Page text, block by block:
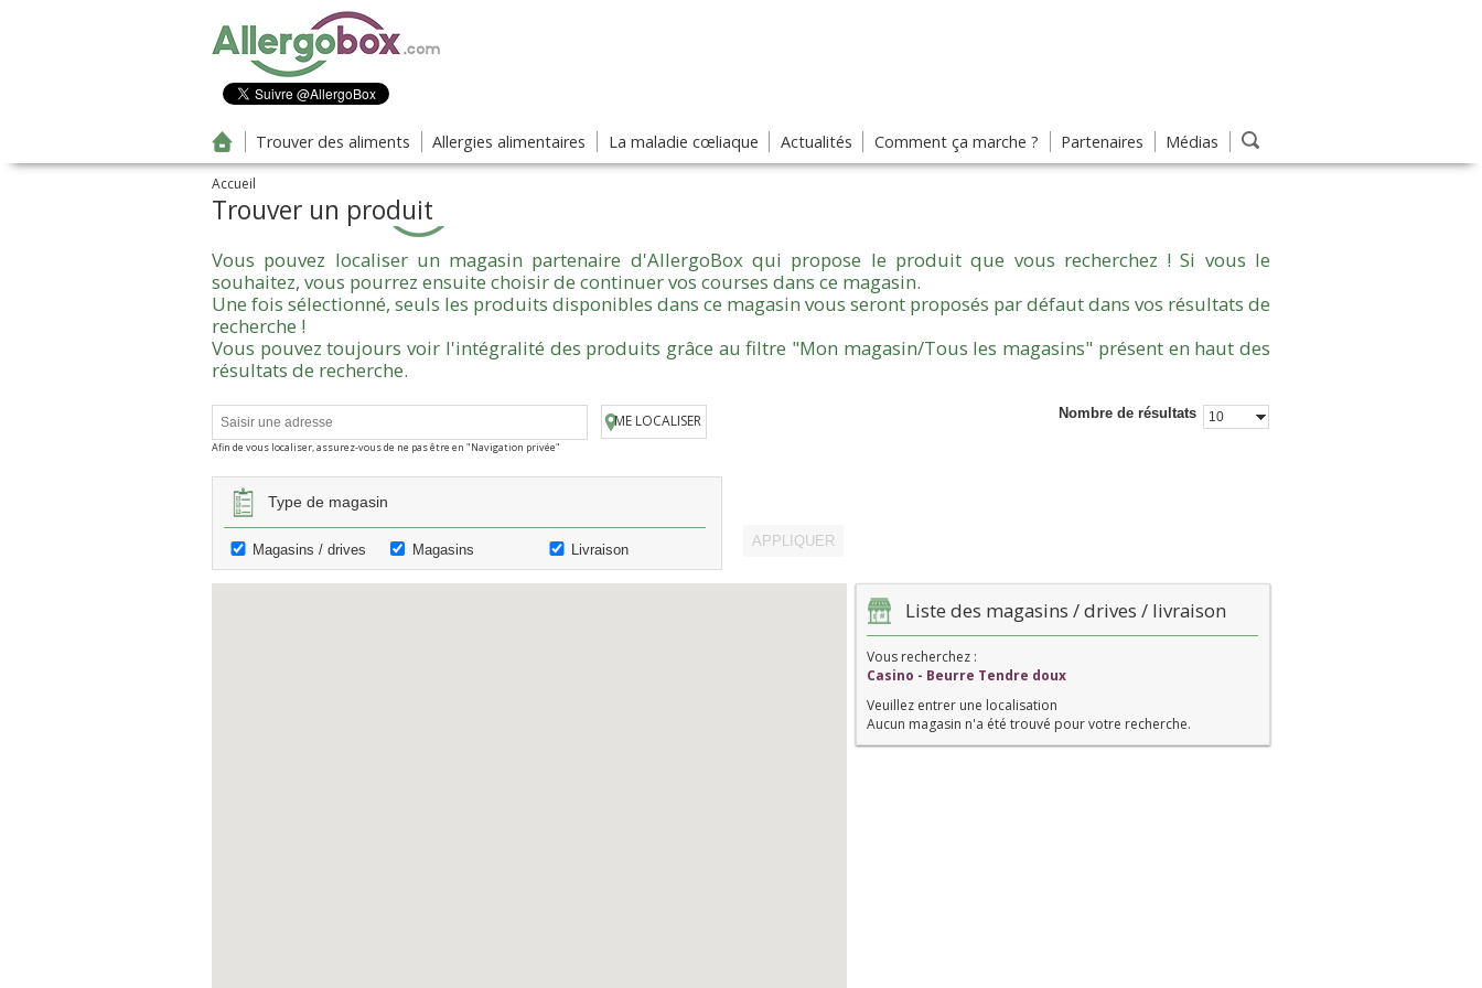
Trouver des aliments Allergies alimentaires La maladie cœliaque Actualités Comment ça marche ? Partenaires Médias
Accueil
Trouver un produit
Vous pouvez localiser un magasin partenaire d'AllergoBox qui propose le produit que vous recherchez ! Si vous le
souhaitez, vous pourrez ensuite choisir de continuer vos courses dans ce magasin.
Une fois sélectionné, seuls les produits disponibles dans ce magasin vous seront proposés par défaut dans vos résultats de
recherche !
Vous pouvez toujours voir l'intégralité des produits grâce au filtre "Mon magasin/Tous les magasins" présent en haut des
résultats de recherche.
Afin de vous localiser, assurez-vous de ne pas être en "Navigation privée"
ME LOCALISER
Type de magasin
Magasins / drives Magasins Livraison
Nombre de résultats 10
Liste des magasins / drives / livraison
Vous recherchez :
Casino - Beurre Tendre doux
Veuillez entrer une localisation
Aucun magasin n'a été trouvé pour votre recherche.